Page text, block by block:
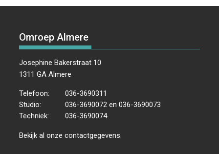
Omroep Almere
Josephine Bakerstraat 10
1311 GA Almere
Telefoon:
036-3690311
Studio:
036-3690072 en 036-3690073
Techniek:
036-3690074
Bekijk al onzecontactgegevens